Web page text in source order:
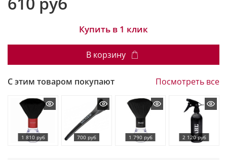
Купить в 1 клик
В корзину
С этим товаром покупают Посмотреть все
1 810 руб 700 руб 1 790 руб 2 120 руб